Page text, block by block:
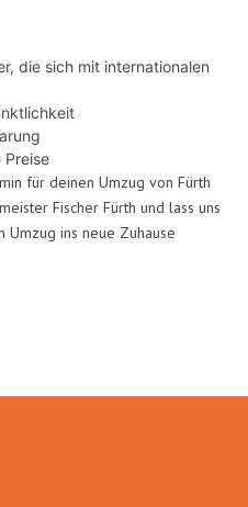
die sich mit internationalen
Preise
für deinen Umzug von Fürth
Fischer Fürth und lass uns
ins neue Zuhause